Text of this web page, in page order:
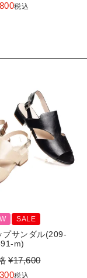
税込
SALE
プサンダル(209-
m)
¥17,600
税込